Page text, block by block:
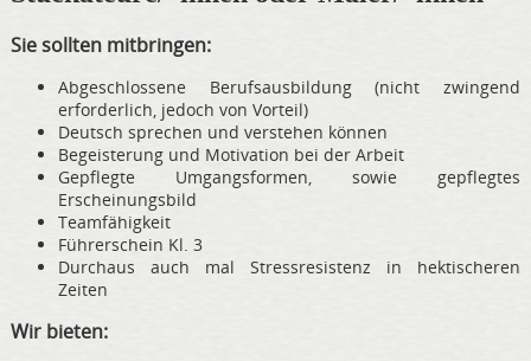
Sie sollten mitbringen:
Abgeschlossene Berufsausbildung (nicht zwingend
erforderlich, jedoch von Vorteil)
Deutsch sprechen und verstehen können
Begeisterung und Motivation bei der Arbeit
Gepflegte Umgangsformen, sowie gepflegtes
Erscheinungsbild
Teamfähigkeit
Führerschein Kl. 3
Durchaus auch mal Stressresistenz in hektischeren
Zeiten
Wir bieten: